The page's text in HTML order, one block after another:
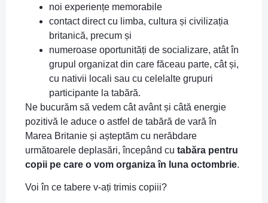
noi experiențe memorabile
contact direct cu limba, cultura și civilizația
britanică, precum și
numeroase oportunități de socializare, atât în
grupul organizat din care făceau parte, cât și,
cu nativii locali sau cu celelalte grupuri
participante la tabără.
Ne bucurăm să vedem cât avânt și câtă energie
pozitivă le aduce o astfel de tabără de vară în
Marea Britanie și așteptăm cu nerăbdare
următoarele deplasări, începând cu tabăra pentru
copii pe care o vom organiza în luna octombrie.
Voi în ce tabere v-ați trimis copiii?